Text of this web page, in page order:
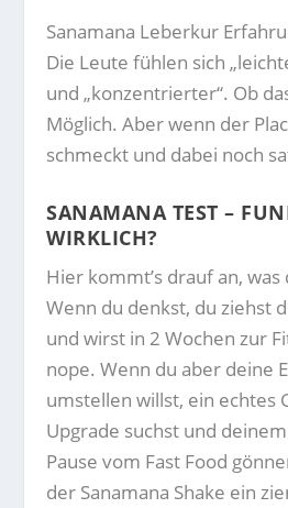
Sanamana Leberkur
Die Leute fühlen sich
und „konzentrierter“. Ob
Möglich. Aber wenn der
schmeckt und dabei noch
SANAMANA TEST –
WIRKLICH?
Hier kommt’s drauf an,
Wenn du denkst, du ziehst
und wirst in 2 Wochen zur
nope. Wenn du aber deine
umstellen willst, ein echtes
Upgrade suchst und
Pause vom Fast Food
der Sanamana Shake ein